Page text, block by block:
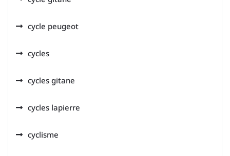
cycle peugeot
cycles
cycles gitane
cycles lapierre
cyclisme